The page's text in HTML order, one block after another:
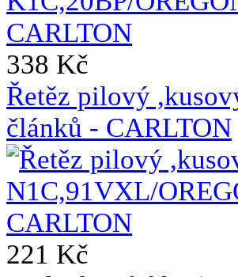
338 Kč
Řetěz pilový
článků - CARLTON
221 Kč